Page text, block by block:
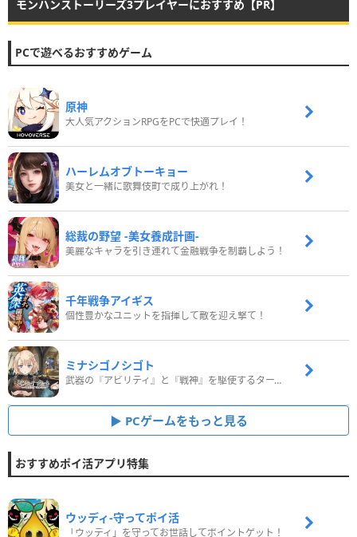
モンハンストーリーズ3プレイヤーにおすすめ【PR】
PCで遊べるおすすめゲーム
原神
大人気アクションRPGをPCで快適プレイ！
ハーレムオブトーキョー
美女と一緒に歌舞伎町で成り上がれ！
総裁の野望 -美女養成計画-
美麗なキャラを引き連れて金融戦争を制覇しよう！
千年戦争アイギス
個性豊かなユニットを指揮して敵を迎え撃て！
ミナシゴノシゴト
武器の『アビリティ』と『戦神』を駆使するターン制コマンドバトルRPG！
PCゲームをもっと見る
おすすめポイ活アプリ特集
ウッディ‐守ってポイ活
「ウッディ」を守ってお世話してポイントゲット！